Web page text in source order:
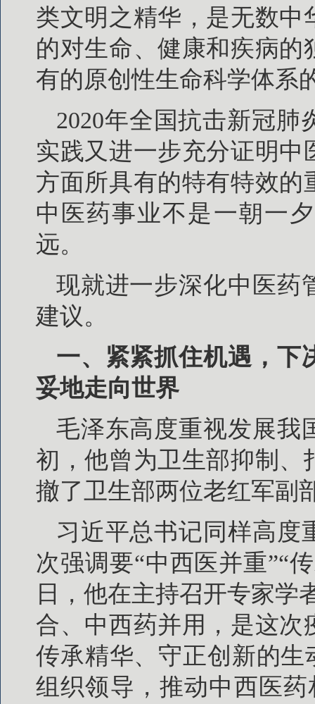
类文明之精华，是无数
的对生命、健康和疾病
有的原创性生命科学体系
2020年全国抗击新冠
实践又进一步充分证明
方面所具有的特有特效
中医药事业不是一朝一
远。
现就进一步深化中医药
建议。
一、紧紧抓住机遇，下
妥地走向世界
毛泽东高度重视发展我
初，他曾为卫生部抑制、
撤了卫生部两位老红军副
习近平总书记同样高度
次强调要“中西医并重”“
日，他在主持召开专家学
合、中西药并用，是这次
传承精华、守正创新的生
组织领导，推动中西医